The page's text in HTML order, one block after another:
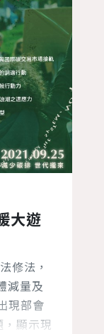
大遊
修法，
減量及
現部會
顯示現